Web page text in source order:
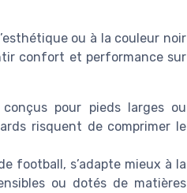
ou à la couleur noir
confort et performance sur
pour pieds larges ou
risquent de comprimer le
football, s’adapte mieux à la
ou dotés de matières